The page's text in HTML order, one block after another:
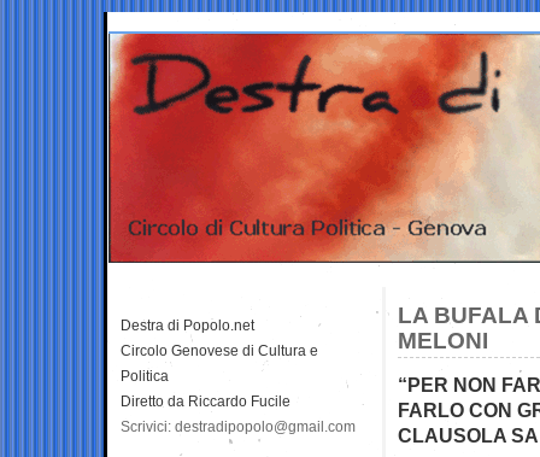
LA BUFALA
MELONI
“PER NON
FARLO CON
CLAUSOLA
Destra di Popolo.net
Circolo Genovese di Cultura e
Politica
Diretto da Riccardo Fucile
Scrivici: destradipopolo@gmail.com